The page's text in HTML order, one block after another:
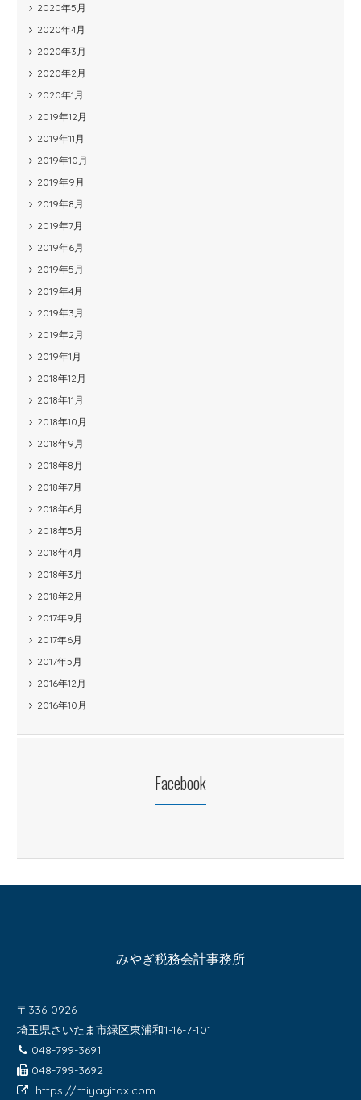
2020年5月
2020年4月
2020年3月
2020年2月
2020年1月
2019年12月
2019年11月
2019年10月
2019年9月
2019年8月
2019年7月
2019年6月
2019年5月
2019年4月
2019年3月
2019年2月
2019年1月
2018年12月
2018年11月
2018年10月
2018年9月
2018年8月
2018年7月
2018年6月
2018年5月
2018年4月
2018年3月
2018年2月
2017年9月
2017年6月
2017年5月
2016年12月
2016年10月
Facebook
みやぎ税務会計事務所
〒336-0926
埼玉県さいたま市緑区東浦和1-16-7-101
048-799-3691
048-799-3692
https://miyagitax.com